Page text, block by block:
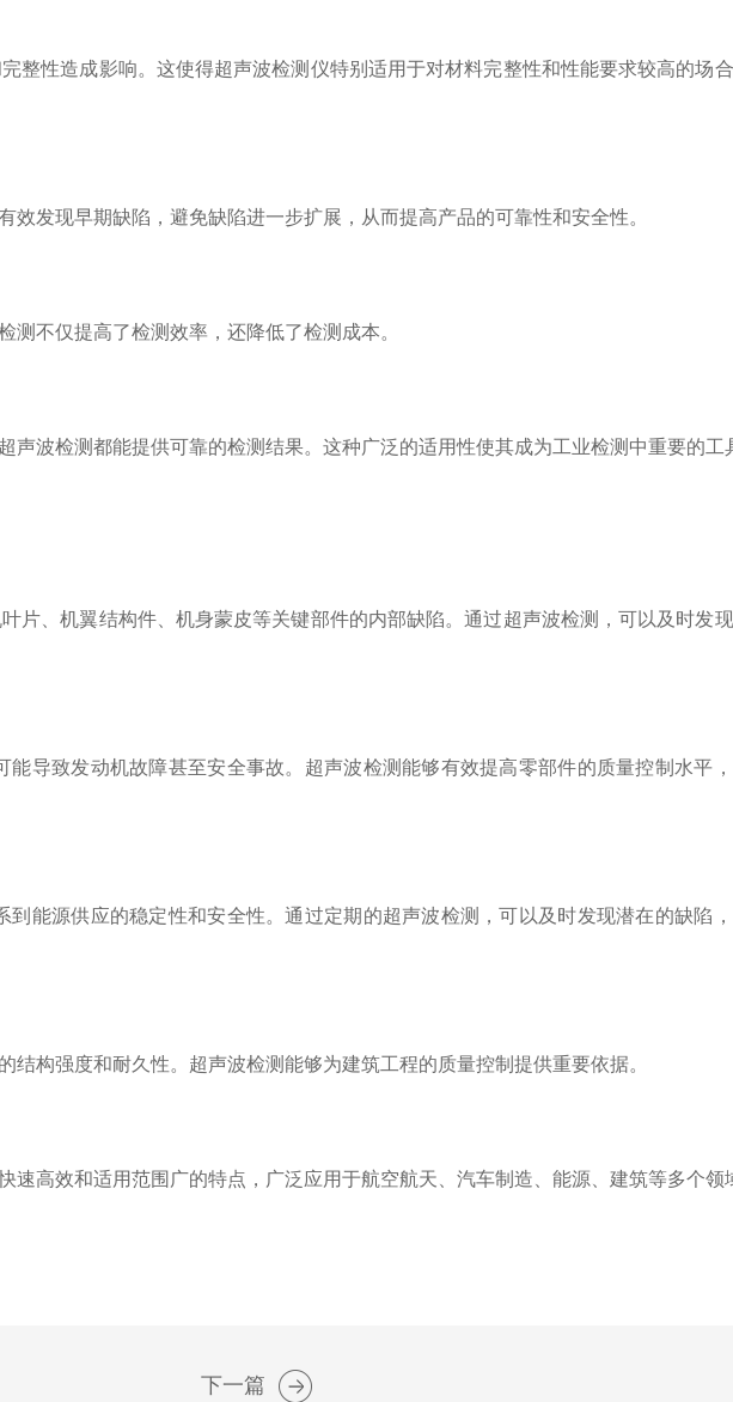
性造成影响。这使得超声波检测仪特别适用于对材料完整性和性能要求较高的场
现早期缺陷，避免缺陷进一步扩展，从而提高产品的可靠性和安全性。
不仅提高了检测效率，还降低了检测成本。
波检测都能提供可靠的检测结果。这种广泛的适用性使其成为工业检测中重要的工
、机翼结构件、机身蒙皮等关键部件的内部缺陷。通过超声波检测，可以及时发
致发动机故障甚至安全事故。超声波检测能够有效提高零部件的质量控制水平
源供应的稳定性和安全性。通过定期的超声波检测，可以及时发现潜在的缺陷
强度和耐久性。超声波检测能够为建筑工程的质量控制提供重要依据。
高效和适用范围广的特点，广泛应用于航空航天、汽车制造、能源、建筑等多个领
下一篇